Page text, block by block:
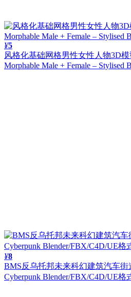
¥5
风格化基础网格男性女性人物3D模
Morphable Male + Female – Stylised
¥8
BMS反乌托邦未来科幻建筑汽车
Cyberpunk Blender/FBX/C4D/UE格